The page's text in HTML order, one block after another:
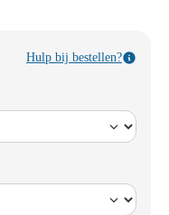
Hulp bij bestellen?